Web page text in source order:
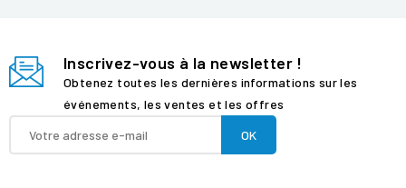
Inscrivez-vous à la newsletter !
Obtenez toutes les dernières informations sur les
événements, les ventes et les offres